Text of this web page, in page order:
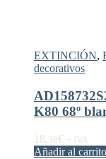
EXTINCIÓN,
decorativos
K80 68º
18,38€ + IVA
Añadir al carrito